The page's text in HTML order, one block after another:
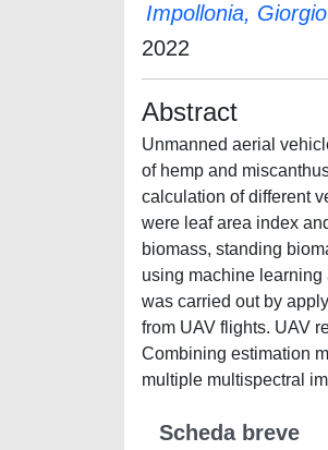
Impollonia, Giorgio
2022
Abstract
Unmanned aerial
of hemp and
calculation of different
were leaf area index
biomass, standing
using machine
was carried out by
from UAV flights. UAV
Combining estimation
multiple multispectral
Scheda breve